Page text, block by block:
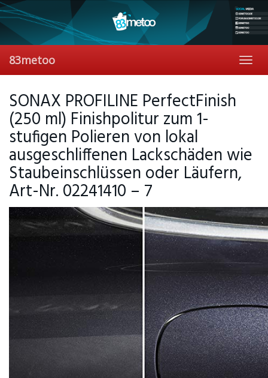
Skip
to
content
83metoo
SONAX PROFILINE PerfectFinish
(250 ml) Finishpolitur zum 1-
stufigen Polieren von lokal
ausgeschliffenen Lackschäden wie
Staubeinschlüssen oder Läufern,
Art-Nr. 02241410 – 7